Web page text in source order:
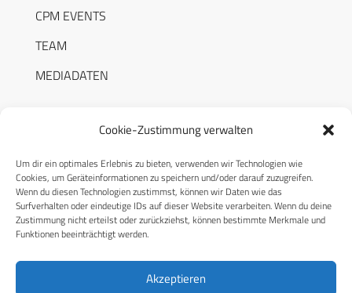
Cookie-Zustimmung verwalten
Um dir ein optimales Erlebnis zu bieten, verwenden wir Technologien wie
Cookies, um Geräteinformationen zu speichern und/oder darauf zuzugreifen.
Wenn du diesen Technologien zustimmst, können wir Daten wie das
Surfverhalten oder eindeutige IDs auf dieser Website verarbeiten. Wenn du deine
Zustimmung nicht erteilst oder zurückziehst, können bestimmte Merkmale und
Funktionen beeinträchtigt werden.
Akzeptieren
CPM EVENTS
TEAM
MEDIADATEN
RECHTLICHES
Datenschutzerklärung
Cookie-Richtlinie (EU)